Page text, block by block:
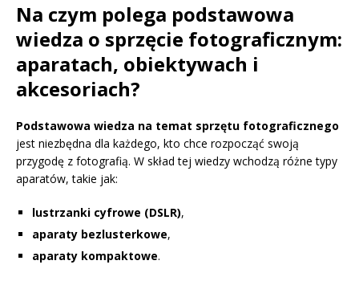
Na czym polega podstawowa
wiedza o sprzęcie fotograficznym:
aparatach, obiektywach i
akcesoriach?
Podstawowa wiedza na temat sprzętu fotograficznego
jest niezbędna dla każdego, kto chce rozpocząć swoją
przygodę z fotografią. W skład tej wiedzy wchodzą różne typy
aparatów, takie jak:
lustrzanki cyfrowe (DSLR),
aparaty bezlusterkowe,
aparaty kompaktowe.